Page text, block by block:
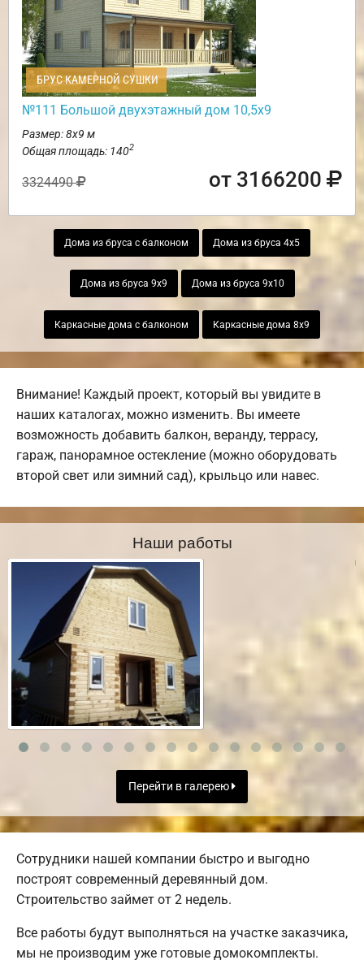
БРУС КАМЕРНОЙ СУШКИ
№111 Большой двухэтажный дом 10,5х9
Размер: 8х9 м
Общая площадь: 1402
3324490 от 3166200
Дома из бруса с балконом Дома из бруса 4х5
Дома из бруса 9х9 Дома из бруса 9х10
Каркасные дома с балконом Каркасные дома 8х9
Внимание! Каждый проект, который вы увидите в
наших каталогах, можно изменить. Вы имеете
возможность добавить балкон, веранду, террасу,
гараж, панорамное остекление (можно оборудовать
второй свет или зимний сад), крыльцо или навес.
Наши работы
Перейти в галерею
Сотрудники нашей компании быстро и выгодно
построят современный деревянный дом.
Строительство займет от 2 недель.
Все работы будут выполняться на участке заказчика,
мы не производим уже готовые домокомплекты.